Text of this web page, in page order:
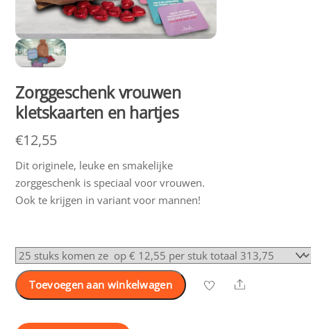
Zorggeschenk vrouwen
kletskaarten en hartjes
€12,55
Dit originele, leuke en smakelijke
zorggeschenk is speciaal voor vrouwen.
Ook te krijgen in variant voor mannen!
Toevoegen aan winkelwagen Share